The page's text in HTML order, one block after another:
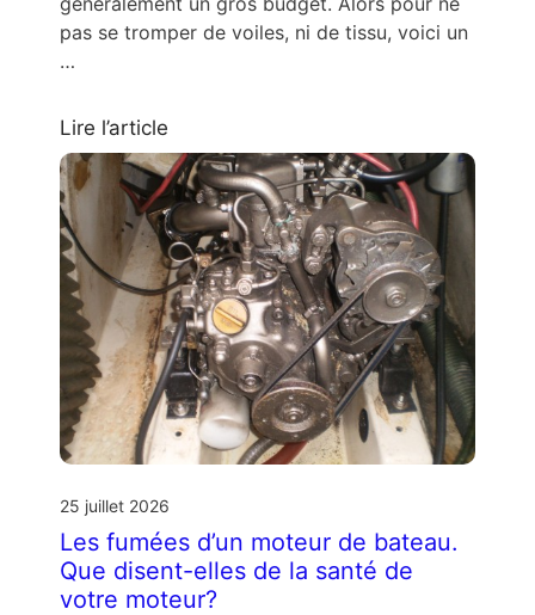
pas se tromper de voiles, ni de tissu, voici un
…
Lire l’article
25 juillet 2026
Les fumées d’un moteur de bateau.
Que disent-elles de la santé de
votre moteur?